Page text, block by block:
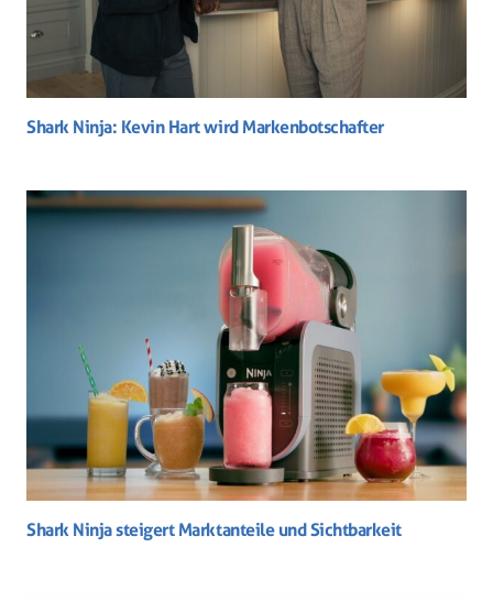
Shark Ninja: Kevin Hart wird Markenbotschafter
Shark Ninja steigert Marktanteile und Sichtbarkeit